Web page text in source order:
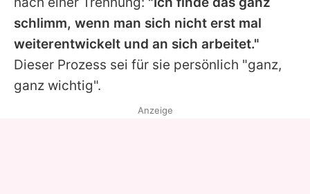
schlimm, wenn man sich nicht erst mal
weiterentwickelt und an sich arbeitet."
Dieser Prozess sei für sie persönlich "ganz,
ganz wichtig".
Anzeige